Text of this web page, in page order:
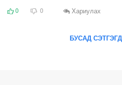
0 0 Хариулах
БУСАД